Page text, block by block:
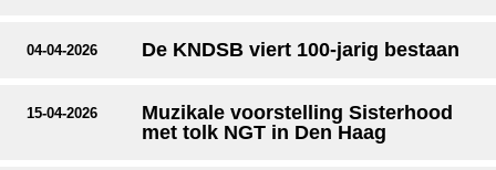
04-04-2026 De KNDSB viert 100-jarig bestaan
15-04-2026
Muzikale voorstelling Sisterhood
met tolk NGT in Den Haag